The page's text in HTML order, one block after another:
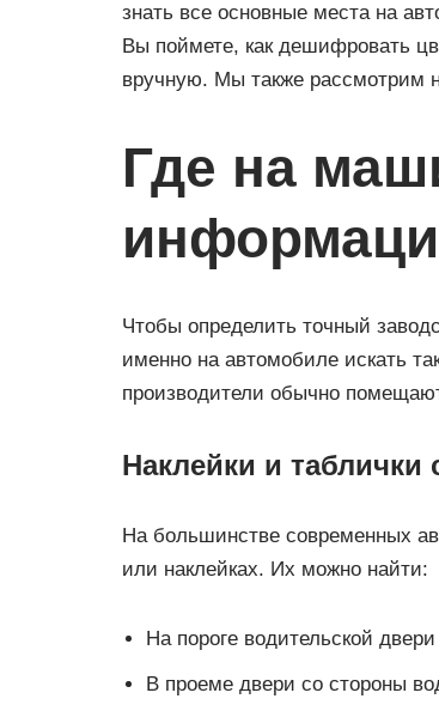
знать все основные места на
Вы поймете, как дешифровать
вручную. Мы также рассмотрим
Где на
Чтобы определить точный
именно на автомобиле искать
производители обычно
Наклейки и таблички
На большинстве современных
или наклейках. Их можно найти:
На пороге водительской двери
В проеме двери со стороны